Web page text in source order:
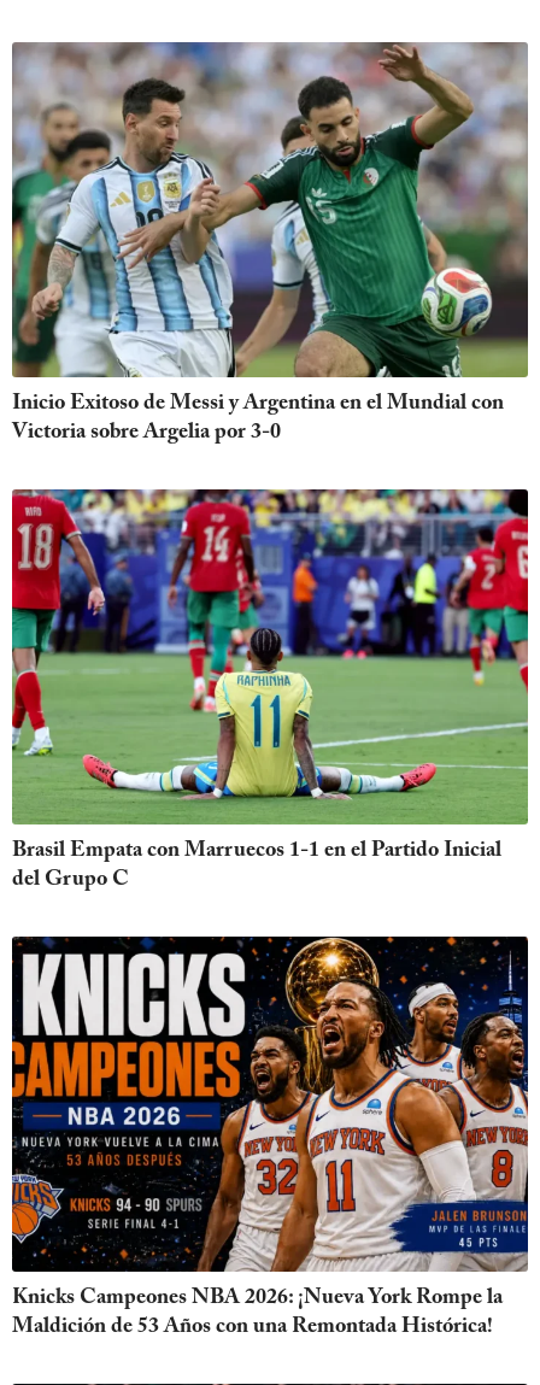
Inicio Exitoso de Messi y Argentina en el Mundial con
Victoria sobre Argelia por 3-0
Brasil Empata con Marruecos 1-1 en el Partido Inicial
del Grupo C
Knicks Campeones NBA 2026: ¡Nueva York Rompe la
Maldición de 53 Años con una Remontada Histórica!